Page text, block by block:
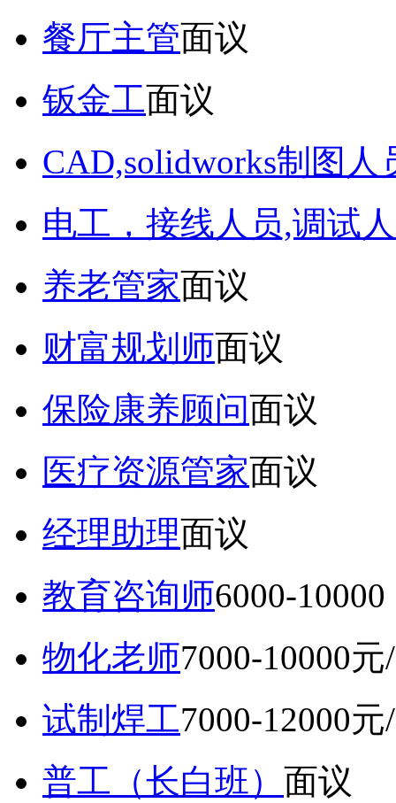
餐厅主管面议
钣金工面议
CAD,solidworks制图人
电工，接线人员,调试
养老管家面议
财富规划师面议
保险康养顾问面议
医疗资源管家面议
经理助理面议
教育咨询师6000-
物化老师7000-10000元
试制焊工7000-12000元
普工（长白班） 面议